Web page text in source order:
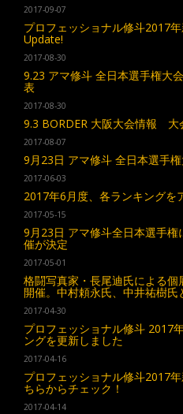
2017-09-07
プロフェッショナル修斗2017
Update!
2017-08-30
9.23 アマ修斗 全日本選手権大
表
2017-08-30
9.3 BORDER 大阪大会情報 大
2017-08-07
9月23日 アマ修斗 全日本選手
2017-06-03
2017年6月度、各ランキングを
2017-05-15
9月23日 アマ修斗全日本選手権
催が決定
2017-05-01
格闘写真家・長尾迪氏による
開催。中村頼永氏、中井祐樹氏
2017-04-30
プロフェッショナル修斗 2017
ングを更新しました
2017-04-16
プロフェッショナル修斗2017
ちらからチェック！
2017-04-14